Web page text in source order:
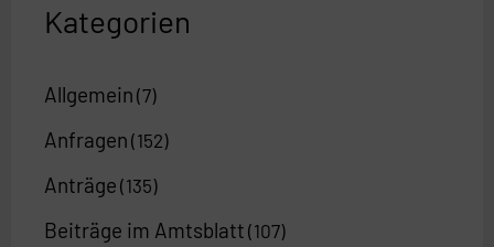
Kategorien
Allgemein (7)
Anfragen (152)
Anträge (135)
Beiträge im Amtsblatt (107)